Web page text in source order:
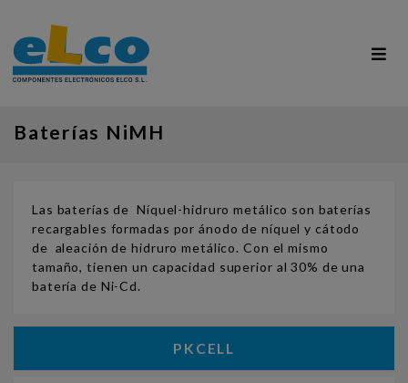
Baterías NiMH
Las baterías de Níquel-hidruro metálico son baterías
recargables formadas por ánodo de níquel y cátodo
de aleación de hidruro metálico. Con el mismo
tamaño, tienen un capacidad superior al 30% de una
batería de Ni-Cd.
PKCELL